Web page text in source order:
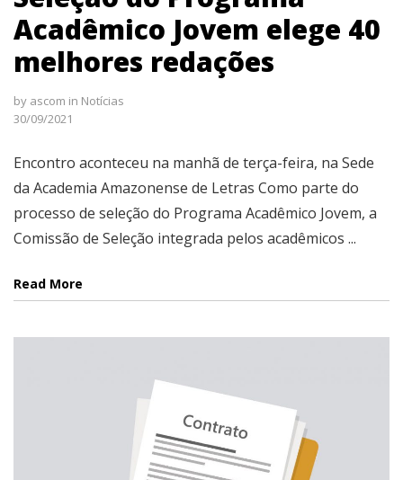
Acadêmico Jovem elege 40
melhores redações
by ascom in Notícias
30/09/2021
Encontro aconteceu na manhã de terça-feira, na Sede
da Academia Amazonense de Letras Como parte do
processo de seleção do Programa Acadêmico Jovem, a
Comissão de Seleção integrada pelos acadêmicos ...
Read More